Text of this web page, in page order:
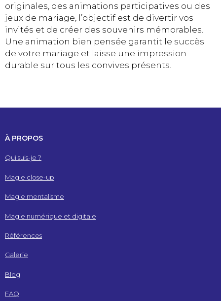
originales, des animations participatives ou des
jeux de mariage, l’objectif est de divertir vos
invités et de créer des souvenirs mémorables.
Une animation bien pensée garantit le succès
de votre mariage et laisse une impression
durable sur tous les convives présents.
À PROPOS
Qui suis-je ?
Magie close-up
Magie mentalisme
Magie numérique et digitale
Références
Galerie
Blog
FAQ